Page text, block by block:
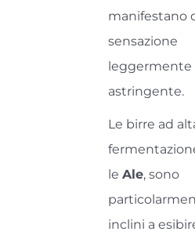
manifestano
sensazione
leggermente
astringente.
Le birre ad
le Ale, sono
inclini a